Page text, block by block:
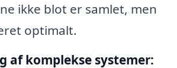
ikke blot er samlet, men
optimalt.
af komplekse systemer: